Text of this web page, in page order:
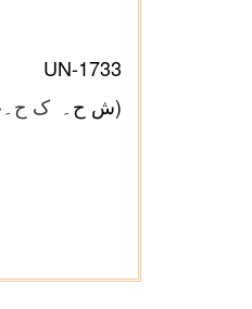
UN-1733
(ش ح۔ ک ح